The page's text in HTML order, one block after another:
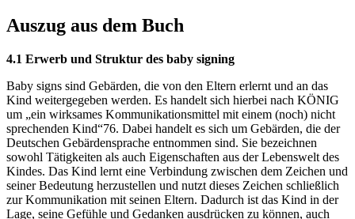
Auszug aus dem Buch
4.1 Erwerb und Struktur des baby signing
Baby signs sind Gebärden, die von den Eltern erlernt und an das
Kind weitergegeben werden. Es handelt sich hierbei nach KÖNIG
um „ein wirksames Kommunikationsmittel mit einem (noch) nicht
sprechenden Kind“76. Dabei handelt es sich um Gebärden, die der
Deutschen Gebärdensprache entnommen sind. Sie bezeichnen
sowohl Tätigkeiten als auch Eigenschaften aus der Lebenswelt des
Kindes. Das Kind lernt eine Verbindung zwischen dem Zeichen und
seiner Bedeutung herzustellen und nutzt dieses Zeichen schließlich
zur Kommunikation mit seinen Eltern. Dadurch ist das Kind in der
Lage, seine Gefühle und Gedanken ausdrücken zu können, auch